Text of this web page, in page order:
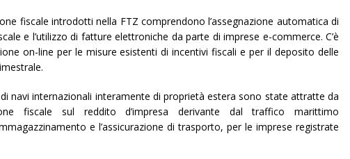
fiscale introdotti nella FTZ comprendono l’assegnazione automatica di
e l’utilizzo di fatture elettroniche da parte di imprese e-commerce. C’è
on-line per le misure esistenti di incentivi fiscali e per il deposito delle
navi internazionali interamente di proprietà estera sono state attratte da
fiscale sul reddito d’impresa derivante dal traffico marittimo
e l’assicurazione di trasporto, per le imprese registrate